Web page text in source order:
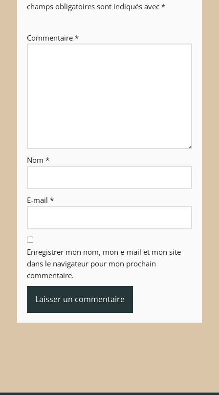
champs obligatoires sont indiqués avec *
Commentaire *
Nom *
E-mail *
Enregistrer mon nom, mon e-mail et mon site
dans le navigateur pour mon prochain
commentaire.